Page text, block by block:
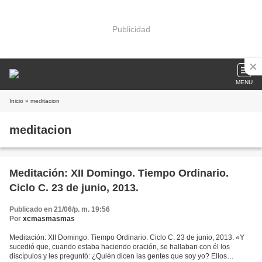
Publicidad
MENU
Inicio » meditacion
meditacion
Meditación: XII Domingo. Tiempo Ordinario.
Ciclo C. 23 de junio, 2013.
Publicado en 21/06/p. m. 19:56
Por xcmasmasmas
Meditación: XII Domingo. Tiempo Ordinario. Ciclo C. 23 de junio, 2013. «Y
sucedió que, cuando estaba haciendo oración, se hallaban con él los
discípulos y les preguntó: ¿Quién dicen las gentes que soy yo? Ellos